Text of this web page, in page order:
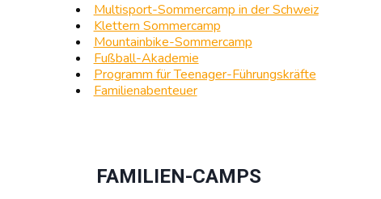
Multisport-Sommercamp in der Schweiz
Klettern Sommercamp
Mountainbike-Sommercamp
Fußball-Akademie
Programm für Teenager-Führungskräfte
Familienabenteuer
FAMILIEN-CAMPS